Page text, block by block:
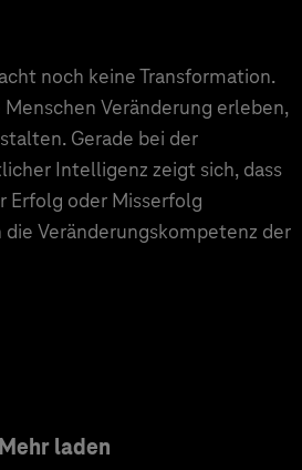
noch keine Transformation.
Veränderung erleben,
Gerade bei der
Intelligenz zeigt sich, dass
Erfolg oder Misserfolg
Veränderungskompetenz der
Mehr laden